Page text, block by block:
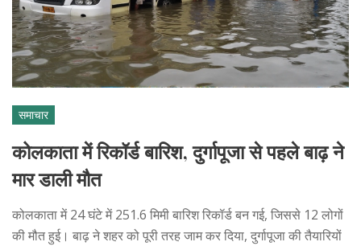
समाचार
कोलकाता में रिकॉर्ड बारिश, दुर्गापूजा से पहले बाढ़ ने
मार डाली मौत
कोलकाता में 24 घंटे में 251.6 मिमी बारिश रिकॉर्ड बन गई, जिससे 12 लोगों
की मौत हुई। बाढ़ ने शहर को पूरी तरह जाम कर दिया, दुर्गापूजा की तैयारियों